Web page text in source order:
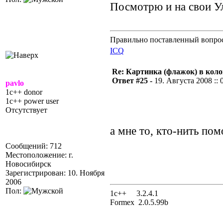
Посмотрю и на свои
Правильно поставленный
ICQ
pavlo
1c++ donor
1c++ power user
Отсутствует
Сообщений: 712
Местоположение: г.
Новосибирск
Зарегистрирован: 10. Ноября
2006
Пол:
Re: Картинка (флажок) в
Ответ #25 - 19. Августа 2008 ::
а мне то, кто-нить
1с++ 3.2.4.1
Formex 2.0.5.99b